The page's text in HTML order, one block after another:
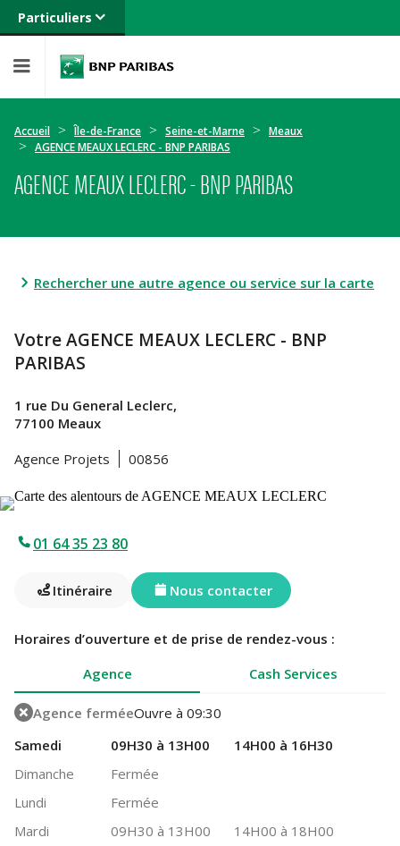
Particuliers
Banque privée
Entreprises
Accueil Île-de-France Seine-et-Marne
Meaux
AGENCE MEAUX LECLERC - BNP PARIBAS
AGENCE MEAUX LECLERC - BNP PARIBAS
Rechercher une autre agence ou service sur la carte
Votre AGENCE MEAUX LECLERC - BNP
PARIBAS
1 rue Du General Leclerc,
77100 Meaux
Agence Projets
00856
01 64 35 23 80
Itinéraire Nous contacter
Horaires d’ouverture et de prise de rendez-vous :
Agence
Cash Services
Agence ferméeOuvre à 09:30
Samedi
09H30 à 13H00
14H00 à 16H30
Dimanche
Fermée
Lundi
Fermée
Mardi
09H30 à 13H00
14H00 à 18H00